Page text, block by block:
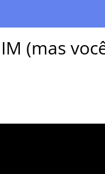
(mas